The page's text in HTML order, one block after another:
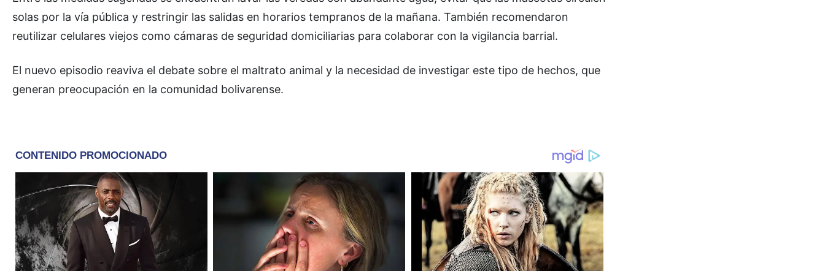
solas por la vía pública y restringir las salidas en horarios tempranos de la mañana. También recomendaron
reutilizar celulares viejos como cámaras de seguridad domiciliarias para colaborar con la vigilancia barrial.
El nuevo episodio reaviva el debate sobre el maltrato animal y la necesidad de investigar este tipo de hechos, que
generan preocupación en la comunidad bolivarense.